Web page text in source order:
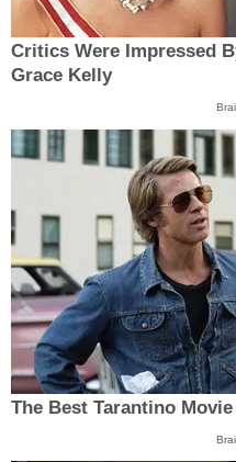
Critics Were Impressed
Grace Kelly
The Best Tarantino Movie